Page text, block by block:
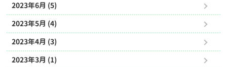
2023年6月 (5)
2023年5月 (4)
2023年4月 (3)
2023年3月 (1)